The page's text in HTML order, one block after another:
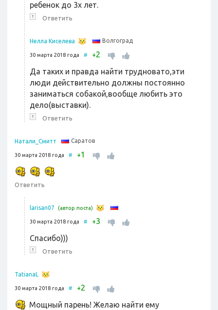
ребенок до 3х лет.
↑ Ответить
Нелла Киселева Волгоград
30 марта 2018 года # +2
Да таких и правда найти трудновато,эти
люди действительно должны постоянно
заниматься собакой,вообще любить это
дело(выставки).
↑ Ответить
Натали_Смитт Саратов
30 марта 2018 года # +1
Ответить
larisan07 (автор поста)
30 марта 2018 года # +3
Спасибо)))
↑ Ответить
TatianaL
30 марта 2018 года # +2
Мощный парень! Желаю найти ему